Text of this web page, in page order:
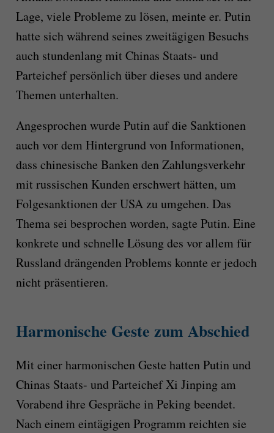
Lage, viele Probleme zu lösen, meinte er. Putin
hatte sich während seines zweitägigen Besuchs
auch stundenlang mit Chinas Staats- und
Parteichef persönlich über dieses und andere
Themen unterhalten.
Angesprochen wurde Putin auf die Sanktionen
auch vor dem Hintergrund von Informationen,
dass chinesische Banken den Zahlungsverkehr
mit russischen Kunden erschwert hätten, um
Folgesanktionen der USA zu umgehen. Das
Thema sei besprochen worden, sagte Putin. Eine
konkrete und schnelle Lösung des vor allem für
Russland drängenden Problems konnte er jedoch
nicht präsentieren.
Harmonische Geste zum Abschied
Mit einer harmonischen Geste hatten Putin und
Chinas Staats- und Parteichef Xi Jinping am
Vorabend ihre Gespräche in Peking beendet.
Nach einem eintägigen Programm reichten sie